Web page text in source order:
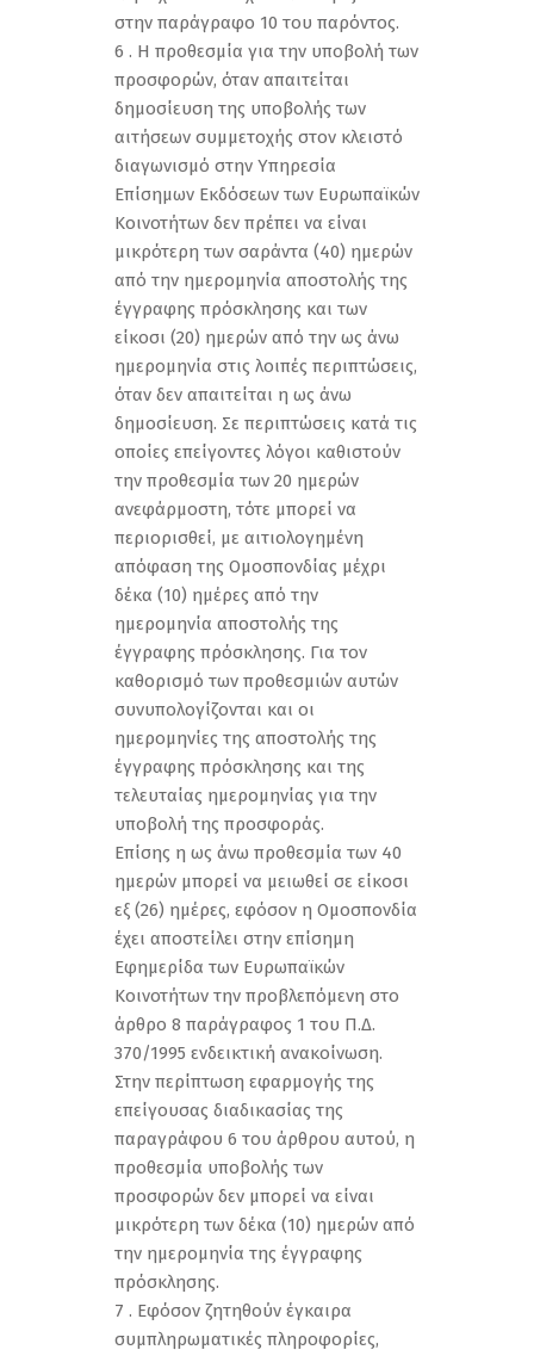
στην παράγραφο 10 του παρόντος.
6 . Η προθεσμία για την υποβολή των
προσφορών, όταν απαιτείται
δημοσίευση της υποβολής των
αιτήσεων συμμετοχής στον κλειστό
διαγωνισμό στην Υπηρεσία
Επίσημων Εκδόσεων των Ευρωπαϊκών
Κοινοτήτων δεν πρέπει να είναι
μικρότερη των σαράντα (40) ημερών
από την ημερομηνία αποστολής της
έγγραφης πρόσκλησης και των
είκοσι (20) ημερών από την ως άνω
ημερομηνία στις λοιπές περιπτώσεις,
όταν δεν απαιτείται η ως άνω
δημοσίευση. Σε περιπτώσεις κατά τις
οποίες επείγοντες λόγοι καθιστούν
την προθεσμία των 20 ημερών
ανεφάρμοστη, τότε μπορεί να
περιορισθεί, με αιτιολογημένη
απόφαση της Ομοσπονδίας μέχρι
δέκα (10) ημέρες από την
ημερομηνία αποστολής της
έγγραφης πρόσκλησης. Για τον
καθορισμό των προθεσμιών αυτών
συνυπολογίζονται και οι
ημερομηνίες της αποστολής της
έγγραφης πρόσκλησης και της
τελευταίας ημερομηνίας για την
υποβολή της προσφοράς.
Επίσης η ως άνω προθεσμία των 40
ημερών μπορεί να μειωθεί σε είκοσι
εξ (26) ημέρες, εφόσον η Ομοσπονδία
έχει αποστείλει στην επίσημη
Εφημερίδα των Ευρωπαϊκών
Κοινοτήτων την προβλεπόμενη στο
άρθρο 8 παράγραφος 1 του Π.Δ.
370/1995 ενδεικτική ανακοίνωση.
Στην περίπτωση εφαρμογής της
επείγουσας διαδικασίας της
παραγράφου 6 του άρθρου αυτού, η
προθεσμία υποβολής των
προσφορών δεν μπορεί να είναι
μικρότερη των δέκα (10) ημερών από
την ημερομηνία της έγγραφης
πρόσκλησης.
7 . Εφόσον ζητηθούν έγκαιρα
συμπληρωματικές πληροφορίες,